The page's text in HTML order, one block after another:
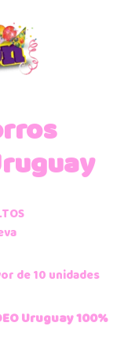
de 10 unidades
Uruguay 100%